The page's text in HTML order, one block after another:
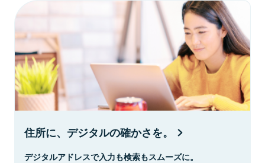
住所に、デジタルの確かさを。
デジタルアドレスで入力も検索もスムーズに。